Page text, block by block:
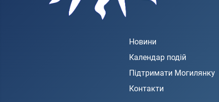
Новини
Календар подій
Підтримати Могилянку
Контакти